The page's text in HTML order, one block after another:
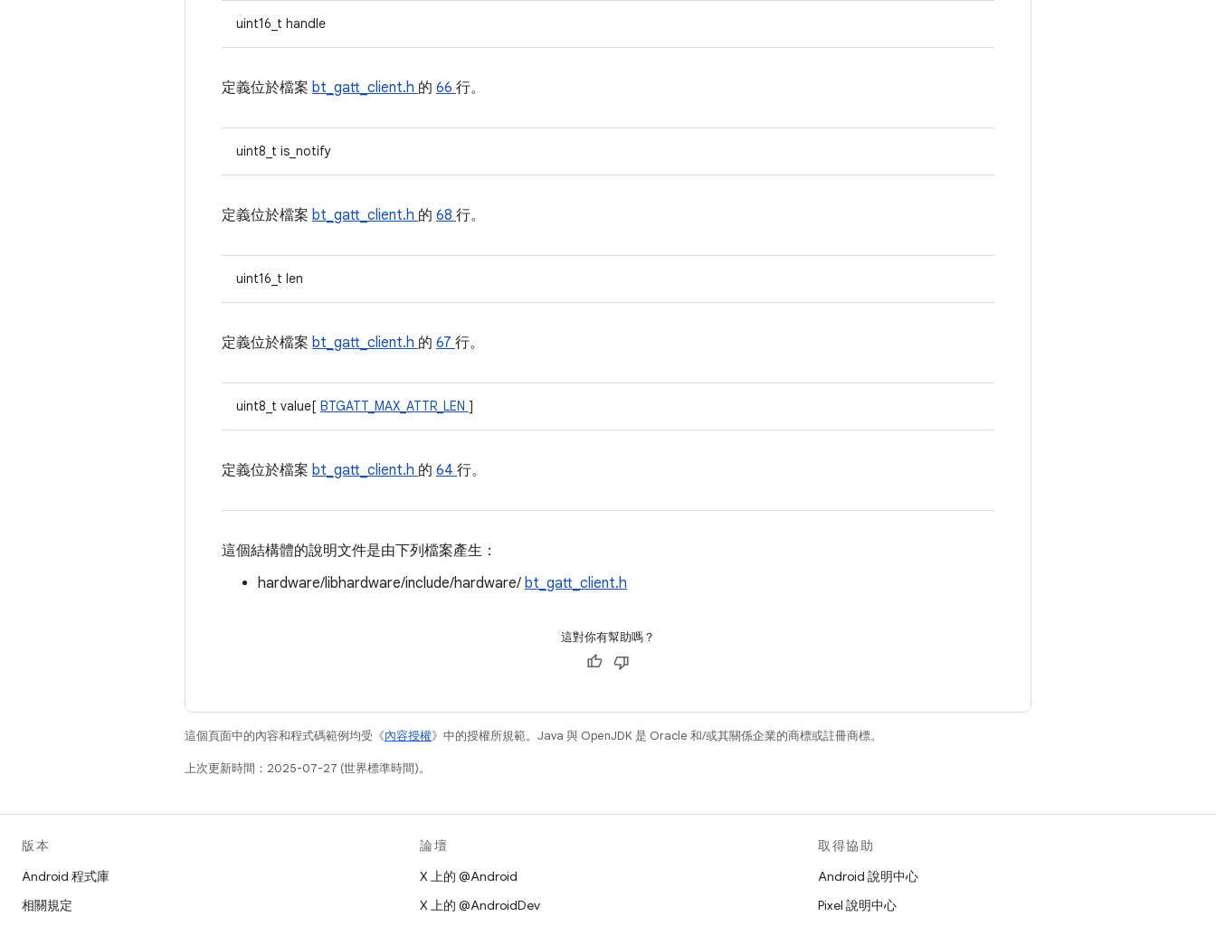
uint16_t handle
定義位於檔案 bt_gatt_client.h 的 66 行。
uint8_t is_notify
定義位於檔案 bt_gatt_client.h 的 68 行。
uint16_t len
定義位於檔案 bt_gatt_client.h 的 67 行。
uint8_t value[ BTGATT_MAX_ATTR_LEN ]
定義位於檔案 bt_gatt_client.h 的 64 行。
這個結構體的說明文件是由下列檔案產生：
hardware/libhardware/include/hardware/ bt_gatt_client.h
這對你有幫助嗎？
這個頁面中的內容和程式碼範例均受《內容授權》中的授權所規範。Java 與 OpenJDK 是 Oracle 和/或其關係企業的商標或註冊商標。
上次更新時間：2025-07-27 (世界標準時間)。
版本
Android 程式庫
相關規定
論壇
X 上的 @Android
X 上的 @AndroidDev
取得協助
Android 說明中心
Pixel 說明中心